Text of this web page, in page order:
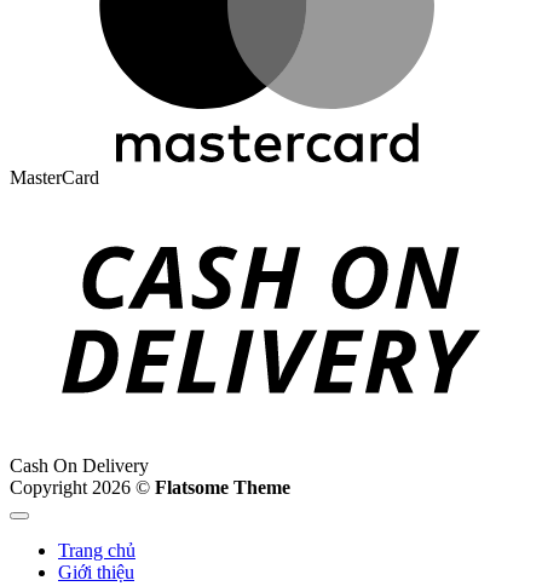
MasterCard
Cash On Delivery
Copyright 2026 © Flatsome Theme
Trang chủ
Giới thiệu